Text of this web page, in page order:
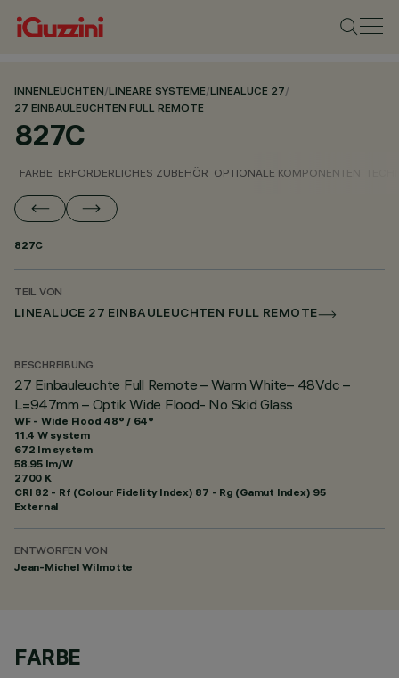
INNENLEUCHTEN/LINEARE SYSTEME/LINEALUCE 27/
27 EINBAULEUCHTEN FULL REMOTE
827C
FARBE ERFORDERLICHES ZUBEHÖR OPTIONALE KOMPONENTEN
827C
TEIL VON
LINEALUCE 27 EINBAULEUCHTEN FULL REMOTE
BESCHREIBUNG
27 Einbauleuchte Full Remote – Warm White– 48Vdc –
L=947mm – Optik Wide Flood- No Skid Glass
WF - Wide Flood 48° / 64°
11.4 W system
672 lm system
58.95 lm/W
2700 K
CRI 82 - Rf (Colour Fidelity Index) 87 - Rg (Gamut Index) 95
External
ENTWORFEN VON
Jean-Michel Wilmotte
FARBE